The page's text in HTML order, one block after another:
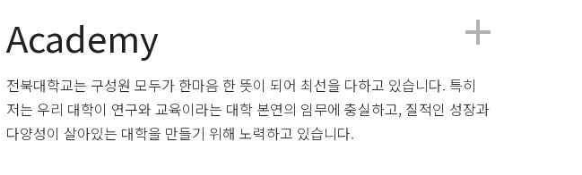
Academy
전북대학교는 구성원 모두가 한마음 한 뜻이 되어 최선을 다하고 있습니다. 특히
저는 우리 대학이 연구와 교육이라는 대학 본연의 임무에 충실하고, 질적인 성장과
다양성이 살아있는 대학을 만들기 위해 노력하고 있습니다.